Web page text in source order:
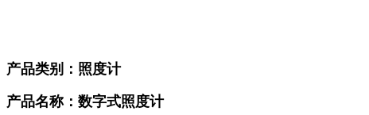
产品类别：照度计
产品名称：数字式照度计